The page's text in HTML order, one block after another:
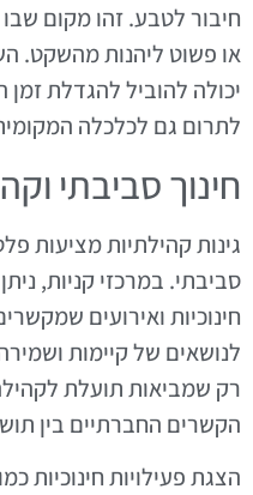
חיבור לטבע. זהו מקום
או פשוט ליהנות מהשקט.
יכולה להוביל להגדלת
לתרום גם לכלכלה
חינוך סביבתי
גינות קהילתיות מציעות
סביבתי. במרכזי קניות,
חינוכיות ואירועים
לנושאים של קיימות
רק שמביאות תועלת
הקשרים החברתיים בין
הצגת פעילויות חינוכיות